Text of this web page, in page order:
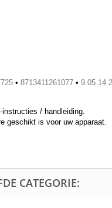
• 8713411261077 •
/ handleiding.
geschikt is voor uw apparaat.
CATEGORIE: